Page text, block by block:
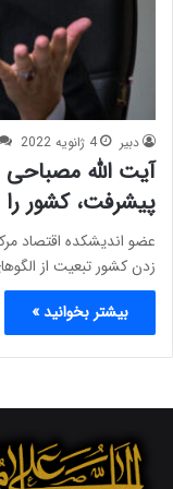
دبیر 4 ژانویه 2022
آیت الله مصباحی
پیشرفت، کشور
عضو اندیشکده اقتصاد
زدن کشور تبعیت از
بیشتر بخوانید »